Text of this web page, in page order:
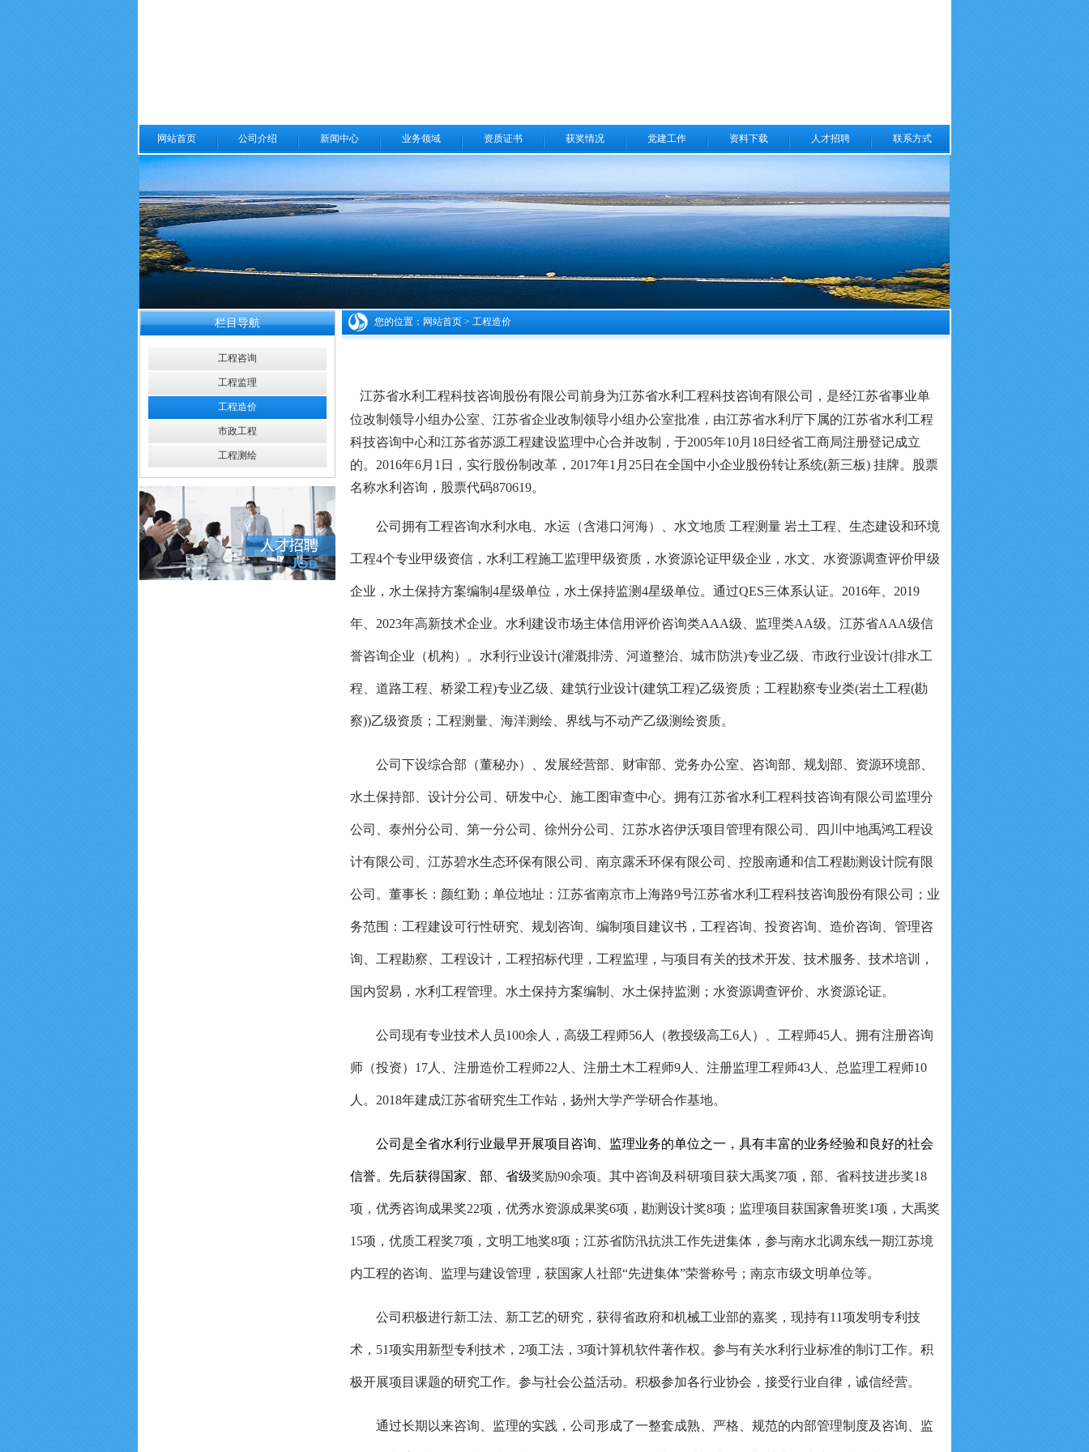
网站首页 公司介绍 新闻中心 业务领域 资质证书 获奖情况 党建工作 资料下载 人才招聘 联系方式
栏目导航
工程咨询
工程监理
工程造价
市政工程
工程测绘
您的位置： 网站首页 > 工程造价
江苏省水利工程科技咨询股份有限公司前身为江苏省水利工程科技咨询有限公司，是经江苏省事业单
位改制领导小组办公室、江苏省企业改制领导小组办公室批准，由江苏省水利厅下属的江苏省水利工程
科技咨询中心和江苏省苏源工程建设监理中心合并改制，于2005年10月18日经省工商局注册登记成立
的。2016年6月1日，实行股份制改革，2017年1月25日在全国中小企业股份转让系统(新三板) 挂牌。股票
名称水利咨询，股票代码870619。
公司拥有工程咨询水利水电、水运（含港口河海）、水文地质 工程测量 岩土工程、生态建设和环境
工程4个专业甲级资信，水利工程施工监理甲级资质，水资源论证甲级企业，水文、水资源调查评价甲级
企业，水土保持方案编制4星级单位，水土保持监测4星级单位。通过QES三体系认证。2016年、2019
年、2023年高新技术企业。水利建设市场主体信用评价咨询类AAA级、监理类AA级。江苏省AAA级信
誉咨询企业（机构）。水利行业设计(灌溉排涝、河道整治、城市防洪)专业乙级、市政行业设计(排水工
程、道路工程、桥梁工程)专业乙级、建筑行业设计(建筑工程)乙级资质；工程勘察专业类(岩土工程(勘
察))乙级资质；工程测量、海洋测绘、界线与不动产乙级测绘资质。
公司下设综合部 （董秘办） 发展经营部、财审部、党务办公室、 咨询部、 规划部 资源环境部、
水土保持部、设计分公司、研发中心、施工图审查中心。拥有江苏省水利工程科技咨询有限公司监理分
公司、 泰州分公司 第一分公司 徐州分公司 江苏水咨伊沃项目管理有限公司、四川中地禹鸿工程设
计有限公司、江苏碧水生态环保有限公司、南京露禾环保有限公司、控股南通和信工程勘测设计院有限
公司 。董事长：颜红勤；单位地址：江苏省南京市上海路9号江苏省水利工程科技咨询股份有限公司 ；业
务范围：工程建设可行性研究、规划咨询、编制项目建议书，工程咨询、投资咨询、造价咨询、管理咨
询、工程勘察、工程设计，工程招标代理，工程监理，与项目有关的技术开发、技术服务、技术培训，
国内贸易，水利工程管理。水土保持方案编制、水土保持监测；水资源调查评价、水资源论证。
公司现有专业技术人员100余人，高级工程师56人（教授级高工6人）、工程师45人。拥有注册咨询
师（投资）17人、注册造价工程师22人、注册土木工程师9人、注册监理工程师43人、总监理工程师10
人。2018年建成江苏省研究生工作站，扬州大学产学研合作基地。
公司是全省水利行业最早开展项目咨询、监理业务的单位之一，具有丰富的业务经验和良好的社会
信誉。 先后获得国家、部、省级奖励90余项。其中咨询及科研项目获大禹奖7项，部、省科技进步奖18
项，优秀咨询成果奖22项，优秀水资源成果奖6项，勘测设计奖8项；监理项目获国家鲁班奖1项，大禹奖
15项，优质工程奖7项，文明工地奖8项；江苏省防汛抗洪工作先进集体，参与南水北调东线一期江苏境
内工程的咨询、监理与建设管理，获国家人社部“先进集体”荣誉称号；南京市级文明单位等。
公司积极进行新工法、新工艺的研究，获得省政府和机械工业部的嘉奖 ， 现持有11项发明专利技
术，51项实用新型专利技术，2项工法，3项计算机软件著作权。 参与有关水利行业标准的制订工作。积
极开展项目课题的研究工作。参与社会公益活动。积极参加各行业协会，接受行业自律，诚信经营。
通过长期以来咨询、监理的实践，公司形成了一整套成熟、严格、规范的内部管理制度及咨询、监